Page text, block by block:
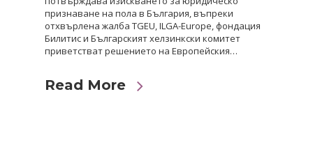
признаване на пола в България, въпреки
отхвърлена жалба TGEU, ILGA-Europe, фондация
Билитис и Българският хелзинкски комитет
приветстват решението на Европейския…
Read More